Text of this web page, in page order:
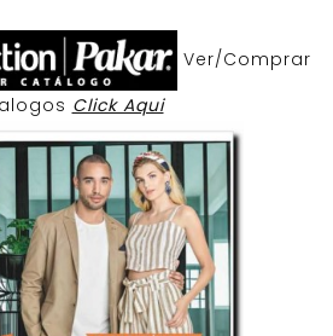
Ver/Comprar
Click Aqui